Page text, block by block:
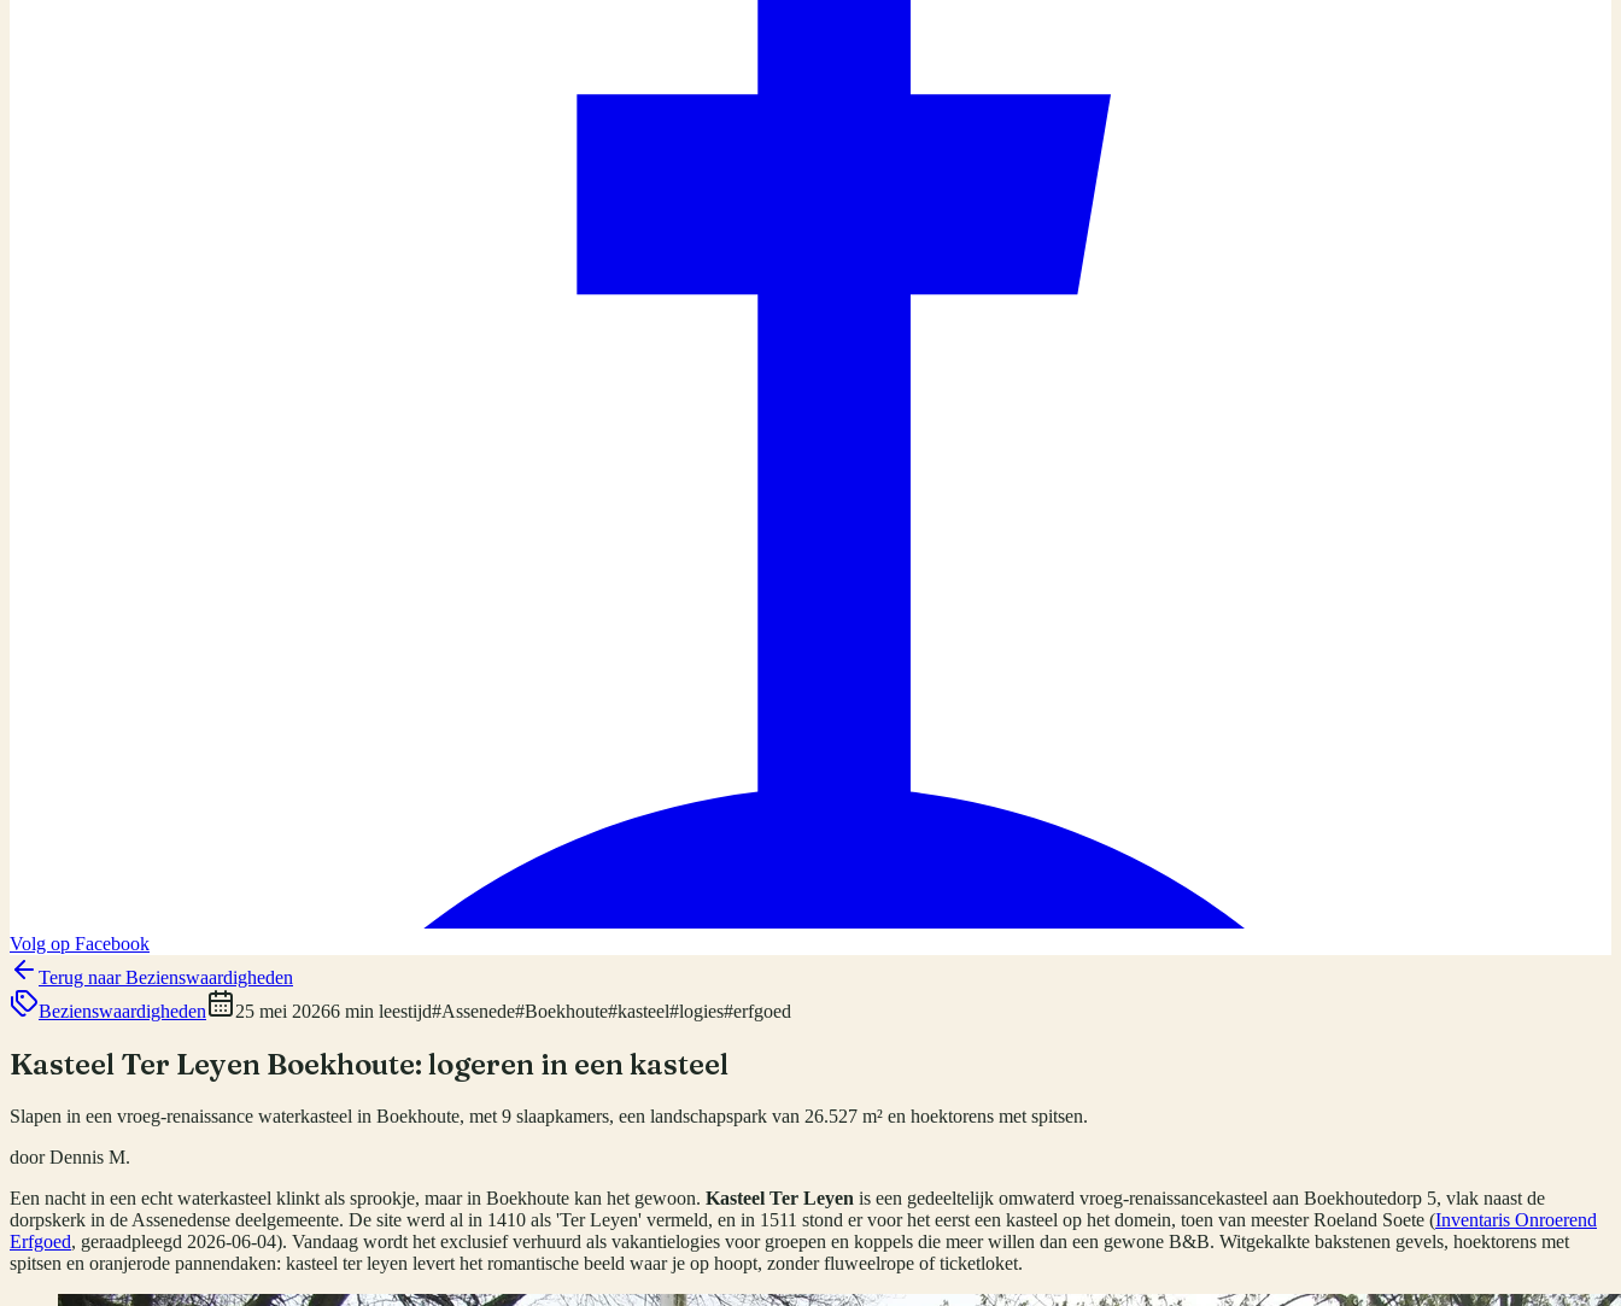
Volg op Facebook
Terug naarBezienswaardigheden
Bezienswaardigheden
25 mei 20266 min leestijd#Assenede#Boekhoute#kasteel#logies#erfgoed
Kasteel Ter Leyen Boekhoute: logeren in een kasteel
Slapen in een vroeg-renaissance waterkasteel in Boekhoute, met 9 slaapkamers, een landschapspark van 26.527 m² en hoektorens met spitsen.
doorDennis M.
Een nacht in een echt waterkasteel klinkt als sprookje, maar in Boekhoute kan het gewoon. Kasteel Ter Leyen is een gedeeltelijk omwaterd vroeg-renaissancekasteel aan Boekhoutedorp 5, vlak naast de
dorpskerk in de Assenedense deelgemeente. De site werd al in 1410 als 'Ter Leyen' vermeld, en in 1511 stond er voor het eerst een kasteel op het domein, toen van meester Roeland Soete (Inventaris Onroerend
Erfgoed, geraadpleegd 2026-06-04). Vandaag wordt het exclusief verhuurd als vakantielogies voor groepen en koppels die meer willen dan een gewone B&B. Witgekalkte bakstenen gevels, hoektorens met
spitsen en oranjerode pannendaken: kasteel ter leyen levert het romantische beeld waar je op hoopt, zonder fluweelrope of ticketloket.